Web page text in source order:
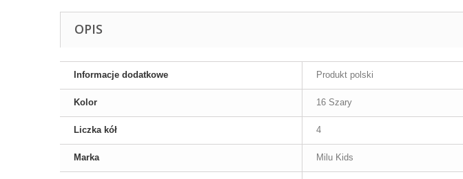
OPIS
Informacje dodatkowe Produkt polski
Kolor 16 Szary
Liczka kół 4
Marka Milu Kids